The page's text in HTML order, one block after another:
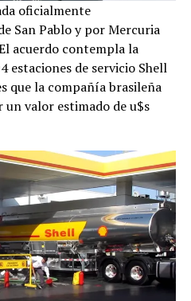
oficialmente
San Pablo y por Mercuria
acuerdo contempla la
estaciones de servicio Shell
que la compañía brasileña
valor estimado de u$s